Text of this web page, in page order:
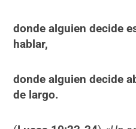
donde alguien decide
hablar,
donde alguien decide
de largo.